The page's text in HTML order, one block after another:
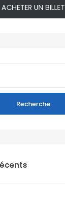
ACHETER UN BILLET
Recherche